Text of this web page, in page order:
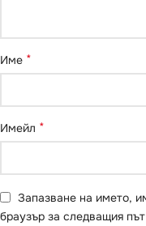
Име *
Имейл *
Запазване на името,
браузър за следващия